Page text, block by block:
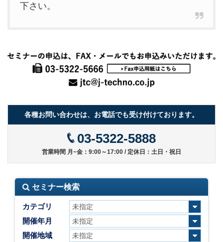
下さい。
各種お問い合わせは、お電話でも受け付けております。
03-5322-5888
営業時間 月~金：9:00～17:00 / 定休日：土日・祝日
セミナー検索
カテゴリ
開催年月
開催地域